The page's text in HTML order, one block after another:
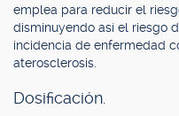
emplea para reducir el
disminuyendo así el riesgo
incidencia de enfermedad
aterosclerosis.
Dosificación.